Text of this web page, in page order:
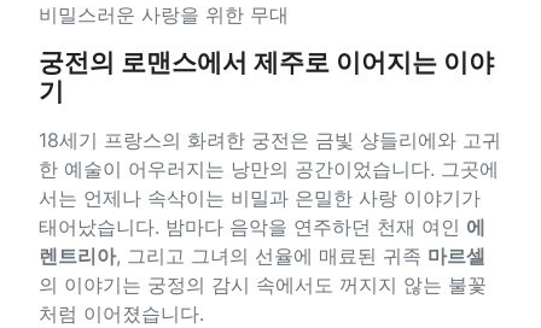
비밀스러운 사랑을 위한 무대
궁전의 로맨스에서 제주로 이어지는 이야
기
18세기 프랑스의 화려한 궁전은 금빛 샹들리에와 고귀
한 예술이 어우러지는 낭만의 공간이었습니다. 그곳에
서는 언제나 속삭이는 비밀과 은밀한 사랑 이야기가
태어났습니다. 밤마다 음악을 연주하던 천재 여인 에
렌트리아, 그리고 그녀의 선율에 매료된 귀족 마르셀
의 이야기는 궁정의 감시 속에서도 꺼지지 않는 불꽃
처럼 이어졌습니다.